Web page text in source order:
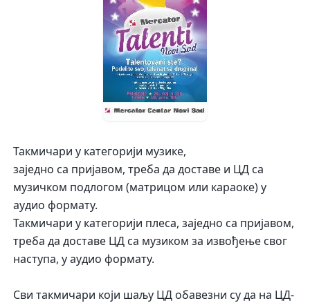
Такмичари у категорији музике,
заједно са пријавом, треба да доставе и ЦД са
музичком подлогом (матрицом или караоке) у
аудио формату.
Такмичари у категорији плеса, заједно са пријавом,
треба да доставе ЦД са музиком за извођење свог
наступа, у аудио формату.
Сви такмичари који шаљу ЦД обавезни су да на ЦД-